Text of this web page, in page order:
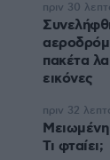
πακέτα
εικόνες
πριν 30
Μειωμένη
Τι φταίει;
πριν 32